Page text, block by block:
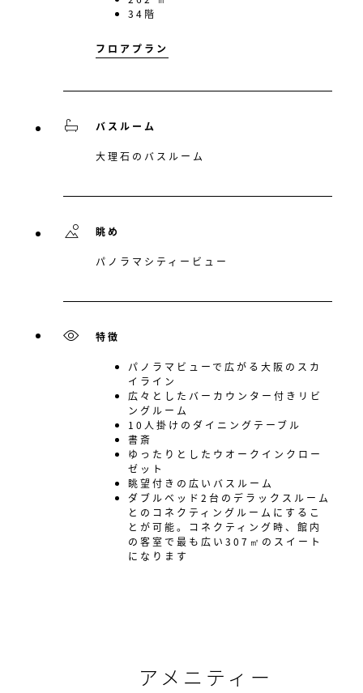
34階
フロアプラン
バスルーム
大理石のバスルーム
眺め
パノラマシティービュー
特徴
パノラマビューで広がる大阪のスカ
イライン
広々としたバーカウンター付きリビ
ングルーム
10人掛けのダイニングテーブル
書斎
ゆったりとしたウオークインクロー
ゼット
眺望付きの広いバスルーム
ダブルベッド2台のデラックスルーム
とのコネクティングルームにするこ
とが可能。コネクティング時、館内
の客室で最も広い307㎡のスイート
になります
アメニティー